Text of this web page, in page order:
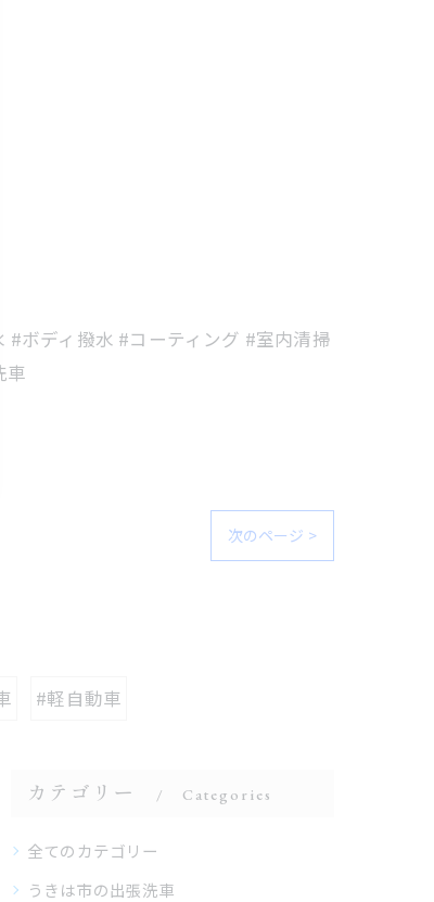
ボディ撥水 #コーティング #室内清掃
車
次のページ >
#軽自動車
カテゴリー Categories
全てのカテゴリー
うきは市の出張洗車